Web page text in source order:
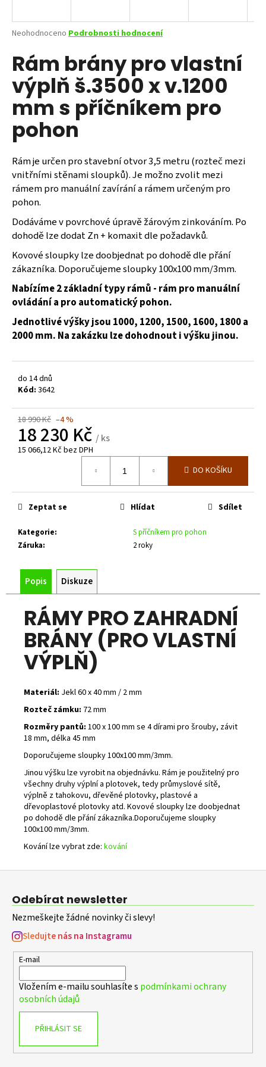
Průměrné
produktu
je
z
5
hvězdiček.
Neohodnoceno Podrobnosti hodnocení
Rám brány pro vlastní
výplň š.3500 x v.1200
mm s příčníkem pro
pohon
Rám je určen pro stavební otvor 3,5 metru (rozteč mezi
vnitřními stěnami sloupků). Je možno zvolit mezi
rámem pro manuální zavírání a rámem určeným pro
pohon.
Dodáváme v povrchové úpravě žárovým zinkováním. Po
dohodě lze dodat Zn + komaxit dle požadavků.
Kovové sloupky lze doobjednat po dohodě dle přání
zákazníka. Doporučujeme sloupky 100x100 mm/3mm.
Nabízíme 2 základní typy rámů - rám pro manuální
ovládání a pro automatický pohon.
Jednotlivé výšky jsou 1000, 1200, 1500, 1600, 1800 a
2000 mm. Na zakázku lze dohodnout i výšku jinou.
do 14 dnů
Kód: 3642
18 990 Kč –4 %
18 230 Kč / ks
15 066,12 Kč bez DPH
DO KOŠÍKU
Kategorie:
S příčníkem pro pohon
Záruka: 2 roky
Zeptat se Hlídat Sdílet
Popis Diskuze
RÁMY PRO ZAHRADNÍ
BRÁNY (PRO VLASTNÍ
VÝPLŇ)
Materiál: Jekl 60 x 40 mm / 2 mm
Rozteč zámku: 72 mm
Rozměry pantů: 100 x 100 mm se 4 dírami pro šrouby, závit
18 mm, délka 45 mm
Doporučujeme sloupky 100x100 mm/3mm.
Jinou výšku lze vyrobit na objednávku. Rám je použitelný pro
všechny druhy výplní a plotovek, tedy průmyslové sítě,
výplně z tahokovu, dřevěné plotovky, plastové a
dřevoplastové plotovky atd. Kovové sloupky lze doobjednat
po dohodě dle přání zákazníka.Doporučujeme sloupky
100x100 mm/3mm.
Kování lze vybrat zde: kování
j
t
?
HLEDAT
D
o
p
o
r
u
č
u
j
e
m
e
PLOTOVÝ
PANEL
LIGHT
3D
1030
MM
Odebírat newsletter
Nezmeškejte žádné novinky či slevy!
Sledujte nás na Instagramu
E-mail
Vložením e-mailu souhlasíte s podmínkami ochrany
osobních údajů
PŘIHLÁSIT SE